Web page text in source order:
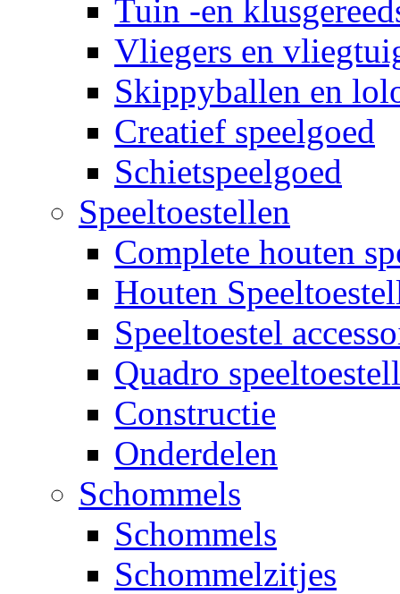
Tuin -en
Vliegers en
Skippyballen en
Creatief speelgoed
Schietspeelgoed
Speeltoestellen
Complete houten
Houten
Speeltoestel
Quadro
Constructie
Onderdelen
Schommels
Schommels
Schommelzitjes